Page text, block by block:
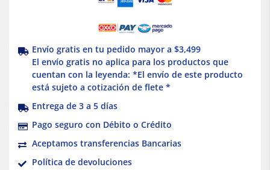
Envío gratis en tu pedido mayor a $3,499
El envío gratis no aplica para los productos que
cuentan con la leyenda: *El envío de este producto
está sujeto a cotización de flete *
Entrega de 3 a 5 días
Pago seguro con Débito o Crédito
Aceptamos transferencias Bancarias
Política de devoluciones